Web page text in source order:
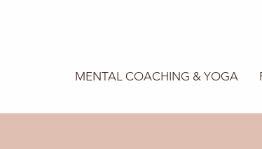
MENTAL COACHING & YOGA